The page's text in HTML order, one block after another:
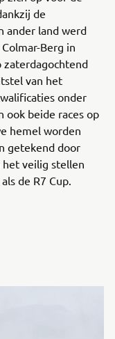
de
ander land werd
Berg in
van het
onder
ook beide races op
hemel worden
getekend door
het veilig stellen
de R7 Cup.